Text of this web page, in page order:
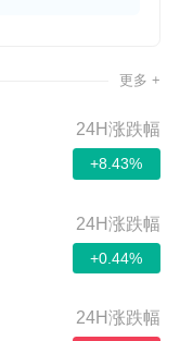
更多 +
24H涨跌幅
+8.43%
24H涨跌幅
+0.44%
24H涨跌幅